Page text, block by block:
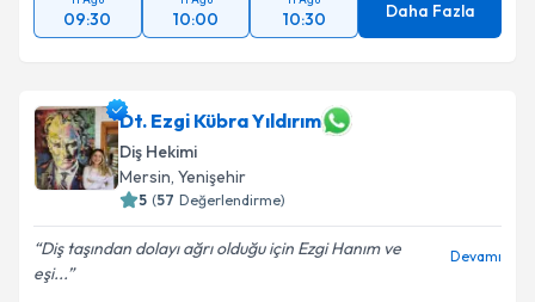
09:30 10:00 10:30 Daha Fazla
Dt. Ezgi Kübra Yıldırım
Diş Hekimi
Mersin, Yenişehir
5 (57 Değerlendirme)
Diş taşından dolayı ağrı olduğu için Ezgi Hanım ve
eşi...
Devamı